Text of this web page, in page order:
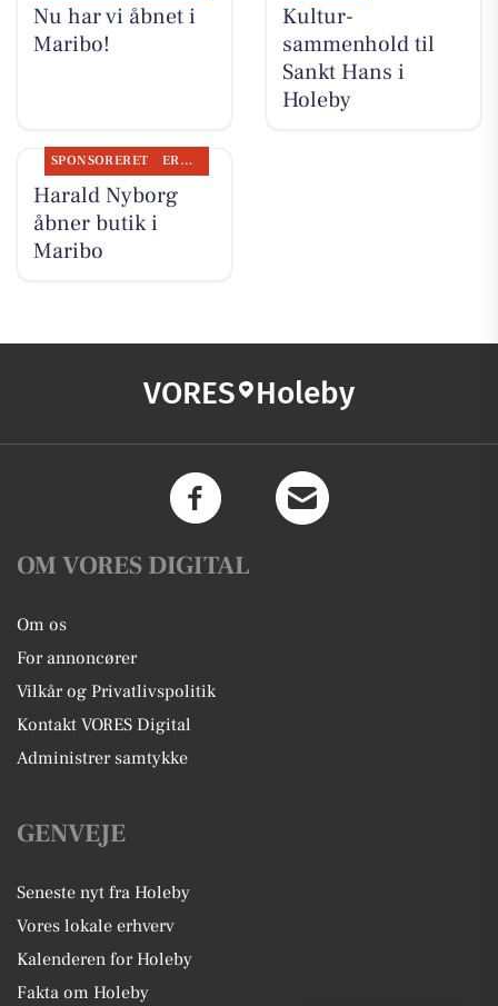
Nu har vi åbnet i
Maribo!
Kultur-
sammenhold til
Sankt Hans i
Holeby
SPONSORERET ERHVERV
Harald Nyborg
åbner butik i
Maribo
VORES Holeby
OM VORES DIGITAL
Om os
For annoncører
Vilkår og Privatlivspolitik
Kontakt VORES Digital
Administrer samtykke
GENVEJE
Seneste nyt fra Holeby
Vores lokale erhverv
Kalenderen for Holeby
Fakta om Holeby